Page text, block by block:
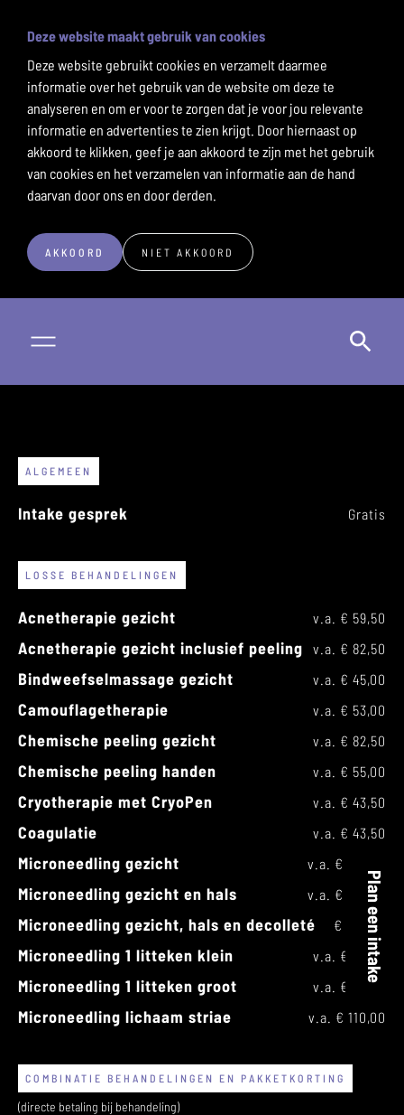
Deze website maakt gebruik van cookies
Deze website gebruikt cookies en verzamelt daarmee
informatie over het gebruik van de website om deze te
analyseren en om er voor te zorgen dat je voor jou relevante
informatie en advertenties te zien krijgt. Door hiernaast op
akkoord te klikken, geef je aan akkoord te zijn met het gebruik
van cookies en het verzamelen van informatie aan de hand
daarvan door ons en door derden.
AKKOORD NIET AKKOORD
Plan een intake
ALGEMEEN
Intake gesprek Gratis
LOSSE BEHANDELINGEN
Acnetherapie gezicht v.a. € 59,50
Acnetherapie gezicht inclusief peeling v.a. € 82,50
Bindweefselmassage gezicht v.a. € 45,00
Camouflagetherapie v.a. € 53,00
Chemische peeling gezicht v.a. € 82,50
Chemische peeling handen v.a. € 55,00
Cryotherapie met CryoPen v.a. € 43,50
Coagulatie v.a. € 43,50
Microneedling gezicht v.a. € 135,00
Microneedling gezicht en hals v.a. € 155,00
Microneedling gezicht, hals en decolleté € 190,00
Microneedling 1 litteken klein v.a. € 55,00
Microneedling 1 litteken groot v.a. € 85,00
Microneedling lichaam striae v.a. € 110,00
COMBINATIE BEHANDELINGEN EN PAKKETKORTING
(directe betaling bij behandeling)